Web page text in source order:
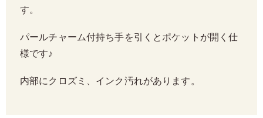
す。
パールチャーム付持ち手を引くとポケットが開く仕
様です♪
内部にクロズミ、インク汚れがあります。